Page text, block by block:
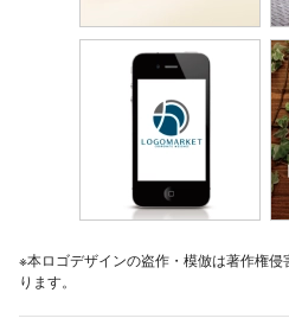
※本ロゴデザインの盗作・模倣は著作権
ります。